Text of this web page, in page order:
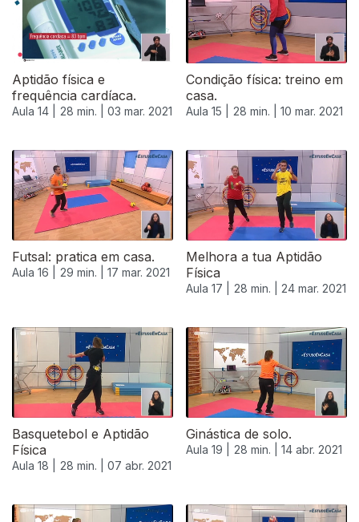
Aptidão física e
frequência cardíaca.
Aula 14 | 28 min. | 03 mar. 2021
Condição física: treino em
casa.
Aula 15 | 28 min. | 10 mar. 2021
Futsal: pratica em casa.
Aula 16 | 29 min. | 17 mar. 2021
Melhora a tua Aptidão
Física
Aula 17 | 28 min. | 24 mar. 2021
Basquetebol e Aptidão
Física
Aula 18 | 28 min. | 07 abr. 2021
Ginástica de solo.
Aula 19 | 28 min. | 14 abr. 2021